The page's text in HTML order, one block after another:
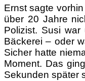
Ernst sagte
über 20 Jahre
Polizist. Susi
Bäckerei – oder
Sicher hatte
Moment. Das
Sekunden später